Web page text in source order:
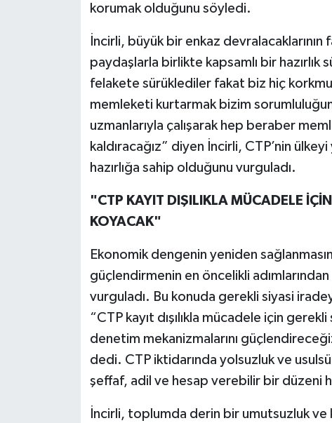
korumak olduğunu söyledi.
İncirli, büyük bir enkaz
paydaşlarla birlikte kapsamlı bir
felakete sürüklediler fakat biz hiç
memleketi kurtarmak bizim
uzmanlarıyla çalışarak hep beraber
kaldıracağız” diyen İncirli, CTP’nin
hazırlığa sahip olduğunu vurguladı.
"CTP KAYIT DIŞILIKLA MÜCADELE
KOYACAK"
Ekonomik dengenin yeniden
güçlendirmenin en öncelikli
vurguladı. Bu konuda gerekli siyasi
“CTP kayıt dışılıkla mücadele için
denetim mekanizmalarını
dedi. CTP iktidarında yolsuzluk ve
şeffaf, adil ve hesap verebilir bir düzeni
İncirli, toplumda derin bir umutsuzluk ve